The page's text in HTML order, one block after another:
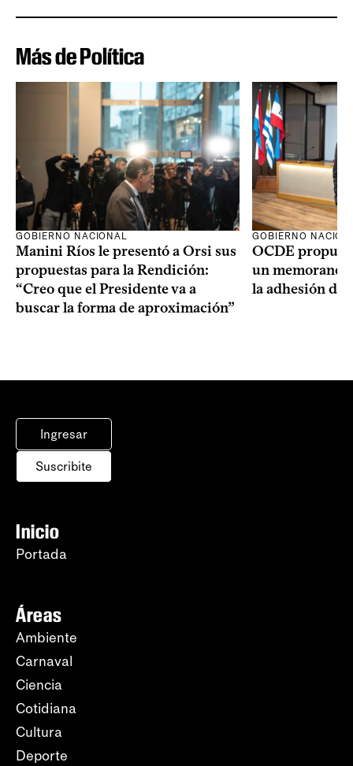
Más de Política
GOBIERNO NACIONAL
Manini Ríos le presentó a Orsi sus
propuestas para la Rendición:
“Creo que el Presidente va a
buscar la forma de aproximación”
GOBIERNO
OCDE
un
la adhesión
Ingresar
Suscribite
Inicio
Portada
Áreas
Ambiente
Carnaval
Ciencia
Cotidiana
Cultura
Deporte